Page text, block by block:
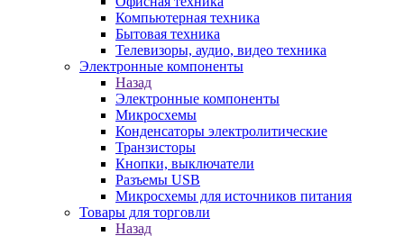
Компьютерная техника
Бытовая техника
Телевизоры, аудио, видео техника
Электронные компоненты
Назад
Электронные компоненты
Микросхемы
Конденсаторы электролитические
Транзисторы
Кнопки, выключатели
Разъемы USB
Микросхемы для источников питания
Товары для торговли
Назад